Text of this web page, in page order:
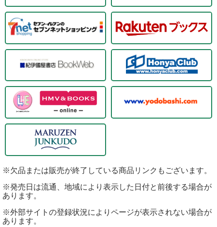
※欠品または販売が終了している商品リンクもございます。
※発売日は流通、地域により表示した日付と前後する場合が
あります。
※外部サイトの登録状況によりページが表示されない場合が
あります。